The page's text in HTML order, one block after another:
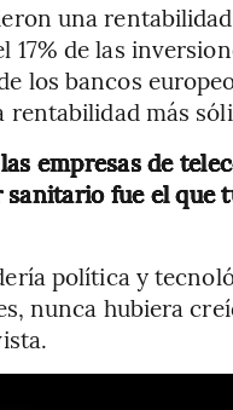
una
17% de las
los bancos
más
empresas de
fue el que
política y
nunca hubiera